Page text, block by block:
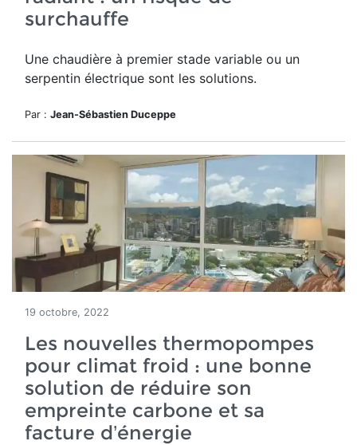
surchauffe
Une chaudière à premier stade variable ou un
serpentin électrique sont les solutions.
Par : Jean-Sébastien Duceppe
19 octobre, 2022
Les nouvelles thermopompes
pour climat froid : une bonne
solution de réduire son
empreinte carbone et sa
facture d’énergie